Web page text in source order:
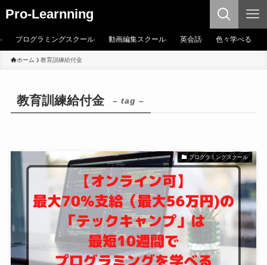
Pro-Learnning
プログラミングスクール 動画編集スクール 英会話 色々学べる
ホーム 教育訓練給付金
教育訓練給付金 – tag –
プログラミングスクール